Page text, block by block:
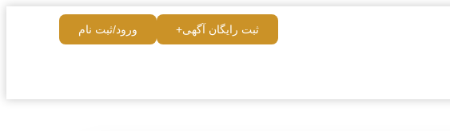
ثبت رایگان آگهی+ ورود/ثبت نام